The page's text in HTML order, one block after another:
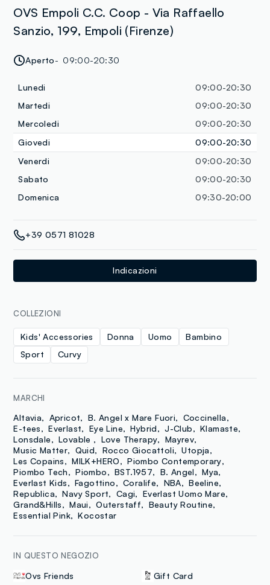
OVS Empoli C.C. Coop - Via Raffaello
Sanzio, 199, Empoli (Firenze)
Aperto 09:00-20:30
Lunedi
09:00-20:30
Martedi
09:00-20:30
Mercoledi
09:00-20:30
Giovedi
09:00-20:30
Venerdi
09:00-20:30
Sabato
09:00-20:30
Domenica
09:30-20:00
+39 0571 81028
Indicazioni
COLLEZIONI
Kids' Accessories Donna Uomo
Bambino
Sport
Curvy
MARCHI
Altavia Apricot B. Angel x Mare Fuori
Coccinella
E-tees
Everlast Eye Line Hybrid J-Club
Klamaste
Lonsdale
Lovable Love Therapy
Mayrev
Music Matter
Quid Rocco Giocattoli
Utopja
Les Copains
MILK+HERO
Piombo Contemporary
Piombo Tech
Piombo BST.1957 B. Angel
Mya
Everlast Kids
Fagottino Coralife NBA
Beeline
Republica
Navy Sport Cagi
Everlast Uomo Mare
Grand&Hills
Maui Outerstaff
Beauty Routine
Essential Pink
Kocostar
IN QUESTO NEGOZIO
Ovs Friends Gift Card